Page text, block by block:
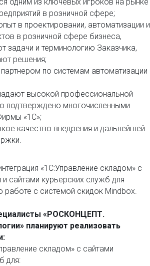
в розничной сфере;
в проектировании, автоматизации и
в розничной сфере бизнеса,
задачи и терминологию Заказчика,
решения;
по системам автоматизации
высокой профессиональной
подтверждено многочисленными
«1С»;
качество внедрения и дальнейшей
«1С:Управление складом» с
и сайтами курьерских служб для
работе с системой скидок Mindbox.
«РОСКОНЦЕПТ.
планируют реализовать
складом» с сайтами
для: